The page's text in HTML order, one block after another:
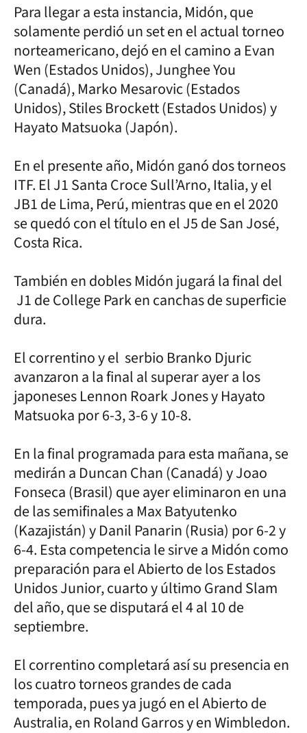
Para llegar a esta instancia, Midón, que
solamente perdió un set en el actual torneo
norteamericano, dejó en el camino a Evan
Wen (Estados Unidos), Junghee You
(Canadá), Marko Mesarovic (Estados
Unidos), Stiles Brockett (Estados Unidos) y
Hayato Matsuoka (Japón).
En el presente año, Midón ganó dos torneos
ITF. El J1 Santa Croce Sull’Arno, Italia, y el
JB1 de Lima, Perú, mientras que en el 2020
se quedó con el título en el J5 de San José,
Costa Rica.
También en dobles Midón jugará la final del
J1 de College Park en canchas de superficie
dura.
El correntino y el serbio Branko Djuric
avanzaron a la final al superar ayer a los
japoneses Lennon Roark Jones y Hayato
Matsuoka por 6-3, 3-6 y 10-8.
En la final programada para esta mañana, se
medirán a Duncan Chan (Canadá) y Joao
Fonseca (Brasil) que ayer eliminaron en una
de las semifinales a Max Batyutenko
(Kazajistán) y Danil Panarin (Rusia) por 6-2 y
6-4. Esta competencia le sirve a Midón como
preparación para el Abierto de los Estados
Unidos Junior, cuarto y último Grand Slam
del año, que se disputará el 4 al 10 de
septiembre.
El correntino completará así su presencia en
los cuatro torneos grandes de cada
temporada, pues ya jugó en el Abierto de
Australia, en Roland Garros y en Wimbledon.